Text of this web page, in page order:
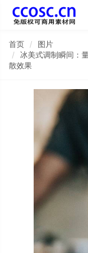
首页
图片
冰美式调制瞬间：
散效果